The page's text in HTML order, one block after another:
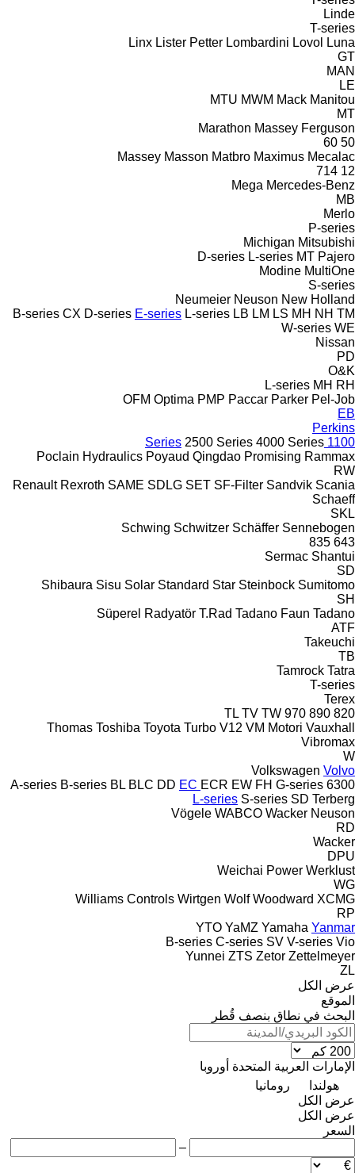
Linde
T-series
Linx Lister Petter Lombardini Lovol
Luna
GT
MAN
LE
MTU MWM Mack Manitou
MT
Marathon Massey Ferguson
50
60
Massey Masson Matbro Maximus Mecalac
12
714
Mega Mercedes-Benz
MB
Merlo
P-series
Michigan Mitsubishi
D-series L-series MT Pajero
Modine MultiOne
S-series
Neumeier Neuson New Holland
B-series CX D-series E-series L-series LB LM LS MH NH TM
W-series WE
Nissan
PD
O&K
L-series MH RH
OFM Optima PMP Paccar Parker Pel-Job
EB
Perkins
1100 Series
2500 Series 4000 Series
Poclain Hydraulics Poyaud Qingdao Promising Rammax
RW
Renault Rexroth SAME SDLG SET SF-Filter Sandvik Scania
Schaeff
SKL
Schwing Schwitzer Schäffer Sennebogen
643
835
Sermac Shantui
SD
Shibaura Sisu Solar Standard Star Steinbock Sumitomo
SH
Süperel Radyatör T.Rad Tadano Faun Tadano
ATF
Takeuchi
TB
Tamrock Tatra
T-series
Terex
820
890
970
TL TV TW
Thomas Toshiba Toyota Turbo V12 VM Motori Vauxhall
Vibromax
W
Volkswagen Volvo
6300
A-series B-series BL BLC DD EC ECR EW FH G-series
L-series S-series SD Terberg
Vögele WABCO Wacker Neuson
RD
Wacker
DPU
Weichai Power Werklust
WG
Williams Controls Wirtgen Wolf Woodward XCMG
RP
YTO YaMZ Yamaha Yanmar
B-series C-series SV V-series Vio
Yunnei ZTS Zetor Zettelmeyer
ZL
عرض الكل
الموقع
البحث في نطاق بنصف قُطر
الإمارات العربية المتحدة أوروبا
هولندا
رومانيا
عرض الكل
عرض الكل
السعر
–